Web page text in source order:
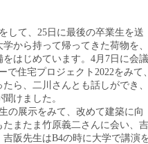
して、25日に最後の卒業生を送
学から持って帰ってきた荷物を、
はじめています。4月7日に会議
で住宅プロジェクト2022をみて
ら、二川さんとも話しができ、
けました。
の展示をみて、改めて建築に向
またま竹原義二さんに会い、吉
阪先生はB4の時に大学で講演